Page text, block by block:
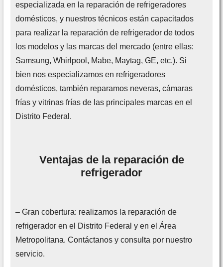
especializada en la reparación de refrigeradores
domésticos, y nuestros técnicos están capacitados
para realizar la reparación de refrigerador de todos
los modelos y las marcas del mercado (entre ellas:
Samsung, Whirlpool, Mabe, Maytag, GE, etc.). Si
bien nos especializamos en refrigeradores
domésticos, también reparamos neveras, cámaras
frías y vitrinas frías de las principales marcas en el
Distrito Federal.
Ventajas de la reparación de
refrigerador
– Gran cobertura: realizamos la reparación de
refrigerador en el Distrito Federal y en el Área
Metropolitana. Contáctanos y consulta por nuestro
servicio.